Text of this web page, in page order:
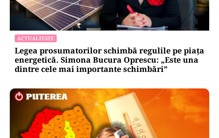
ACTUALITATE
Legea prosumatorilor schimbă regulile pe piața
energetică. Simona Bucura Oprescu: „Este una
dintre cele mai importante schimbări”